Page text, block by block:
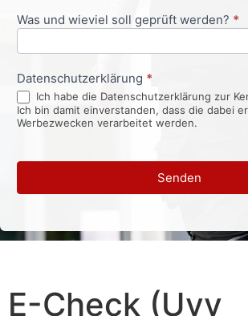
Was und wieviel soll geprüft werden? *
Datenschutzerklärung *
Ich habe die Datenschutzerklärung zur
Ich bin damit einverstanden, dass die dabei
Werbezwecken verarbeitet werden.
Senden
E-Check (Uvv